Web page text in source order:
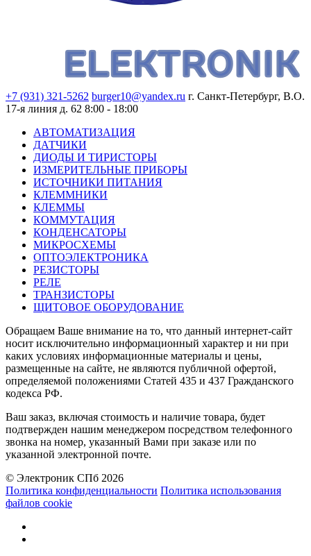
+7 (931) 321-5262 burger10@yandex.ru г. Санкт-Петербург, В.О.
17-я линия д. 62 8:00 - 18:00
АВТОМАТИЗАЦИЯ
ДАТЧИКИ
ДИОДЫ И ТИРИСТОРЫ
ИЗМЕРИТЕЛЬНЫЕ ПРИБОРЫ
ИСТОЧНИКИ ПИТАНИЯ
КЛЕММНИКИ
КЛЕММЫ
КОММУТАЦИЯ
КОНДЕНСАТОРЫ
МИКРОСХЕМЫ
ОПТОЭЛЕКТРОНИКА
РЕЗИСТОРЫ
РЕЛЕ
ТРАНЗИСТОРЫ
ЩИТОВОЕ ОБОРУДОВАНИЕ
Обращаем Ваше внимание на то, что данный интернет-сайт
носит исключительно информационный характер и ни при
каких условиях информационные материалы и цены,
размещенные на сайте, не являются публичной офертой,
определяемой положениями Статей 435 и 437 Гражданского
кодекса РФ.
Ваш заказ, включая стоимость и наличие товара, будет
подтвержден нашим менеджером посредством телефонного
звонка на номер, указанный Вами при заказе или по
указанной электронной почте.
© Электроник СПб 2026
Политика конфиденциальности Политика использования
файлов cookie